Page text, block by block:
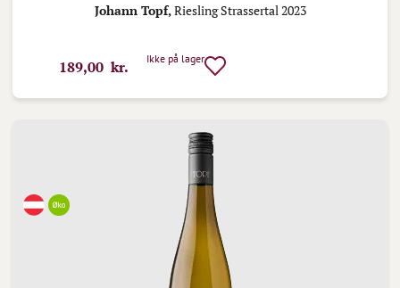
Johann Topf,Riesling Strassertal 2023
189,00 kr. Ikke på lager